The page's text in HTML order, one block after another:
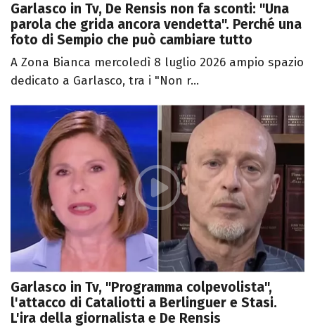
Garlasco in Tv, De Rensis non fa sconti: "Una
parola che grida ancora vendetta". Perché una
foto di Sempio che può cambiare tutto
A Zona Bianca mercoledì 8 luglio 2026 ampio spazio
dedicato a Garlasco, tra i "Non r...
Garlasco in Tv, "Programma colpevolista",
l'attacco di Cataliotti a Berlinguer e Stasi.
L'ira della giornalista e De Rensis